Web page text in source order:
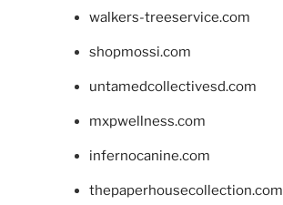
walkers-treeservice.com
shopmossi.com
untamedcollectivesd.com
mxpwellness.com
infernocanine.com
thepaperhousecollection.com